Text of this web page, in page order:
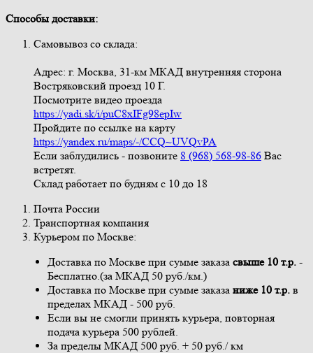
Способы доставки:
Самовывоз со склада:
Адрес: г. Москва, 31-км МКАД внутренняя сторона
Востряковский проезд 10 Г.
Посмотрите видео проезда
https://yadi.sk/i/puC8xIFg98epIw
Пройдите по ссылке на карту
https://yandex.ru/maps/-/CCQ~UVQvPA
Если заблудились - позвоните 8 (968) 568-98-86 Вас
встретят.
Склад работает по будням с 10 до 18
Почта России
Транспортная компания
Курьером по Москве:
Доставка по Москве при сумме заказа свыше 10 т.р. -
Бесплатно.(за МКАД 50 руб./км.)
Доставка по Москве при сумме заказа ниже 10 т.р. в
пределах МКАД - 500 руб.
Если вы не смогли принять курьера, повторная
подача курьера 500 рублей.
За пределы МКАД 500 руб. + 50 руб./ км